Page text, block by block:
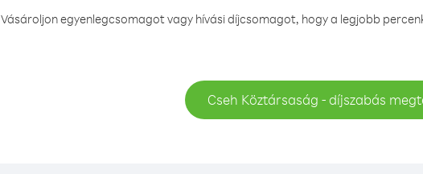
Vásároljon egyenlegcsomagot vagy hívási díjcsomagot, hogy a legjobb
Cseh Köztársaság - díjszabás